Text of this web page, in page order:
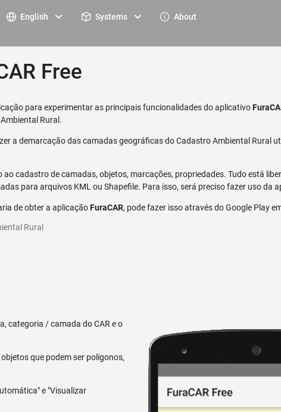
English Systems About
Free
para experimentar as principais funcionalidades do aplicativo
Rural.
a demarcação das camadas geográficas do Cadastro Ambiental Rural
cadastro de camadas, objetos, marcações, propriedades. Tudo está
para arquivos KML ou Shapefile. Para isso, será preciso fazer uso da
de obter a aplicaçãoFuraCAR, pode fazer isso através do Google Play
Rural
categoria / camada do CAR e o
que podem ser polígonos,
e "Visualizar